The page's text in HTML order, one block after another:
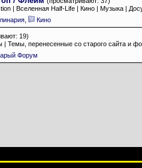
| Вселенная Half-Life | Кино | Музыка |
Кино
19)
| Темы, перенесенные со старого сайта и
Форум